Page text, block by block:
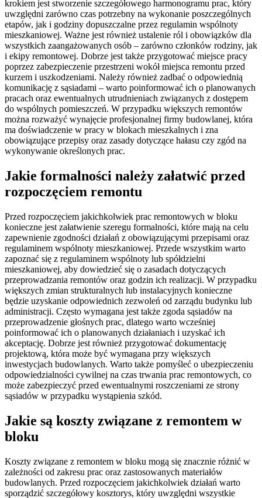
krokiem jest stworzenie szczegółowego harmonogramu prac, który
uwzględni zarówno czas potrzebny na wykonanie poszczególnych
etapów, jak i godziny dopuszczalne przez regulamin wspólnoty
mieszkaniowej. Ważne jest również ustalenie ról i obowiązków dla
wszystkich zaangażowanych osób – zarówno członków rodziny, jak
i ekipy remontowej. Dobrze jest także przygotować miejsce pracy
poprzez zabezpieczenie przestrzeni wokół miejsca remontu przed
kurzem i uszkodzeniami. Należy również zadbać o odpowiednią
komunikację z sąsiadami – warto poinformować ich o planowanych
pracach oraz ewentualnych utrudnieniach związanych z dostępem
do wspólnych pomieszczeń. W przypadku większych remontów
można rozważyć wynajęcie profesjonalnej firmy budowlanej, która
ma doświadczenie w pracy w blokach mieszkalnych i zna
obowiązujące przepisy oraz zasady dotyczące hałasu czy zgód na
wykonywanie określonych prac.
Jakie formalności należy załatwić przed
rozpoczęciem remontu
Przed rozpoczęciem jakichkolwiek prac remontowych w bloku
konieczne jest załatwienie szeregu formalności, które mają na celu
zapewnienie zgodności działań z obowiązującymi przepisami oraz
regulaminem wspólnoty mieszkaniowej. Przede wszystkim warto
zapoznać się z regulaminem wspólnoty lub spółdzielni
mieszkaniowej, aby dowiedzieć się o zasadach dotyczących
przeprowadzania remontów oraz godzin ich realizacji. W przypadku
większych zmian strukturalnych lub instalacyjnych konieczne
będzie uzyskanie odpowiednich zezwoleń od zarządu budynku lub
administracji. Często wymagana jest także zgoda sąsiadów na
przeprowadzenie głośnych prac, dlatego warto wcześniej
poinformować ich o planowanych działaniach i uzyskać ich
akceptację. Dobrze jest również przygotować dokumentację
projektową, która może być wymagana przy większych
inwestycjach budowlanych. Warto także pomyśleć o ubezpieczeniu
odpowiedzialności cywilnej na czas trwania prac remontowych, co
może zabezpieczyć przed ewentualnymi roszczeniami ze strony
sąsiadów w przypadku wystąpienia szkód.
Jakie są koszty związane z remontem w
bloku
Koszty związane z remontem w bloku mogą się znacznie różnić w
zależności od zakresu prac oraz zastosowanych materiałów
budowlanych. Przed rozpoczęciem jakichkolwiek działań warto
sporządzić szczegółowy kosztorys, który uwzględni wszystkie